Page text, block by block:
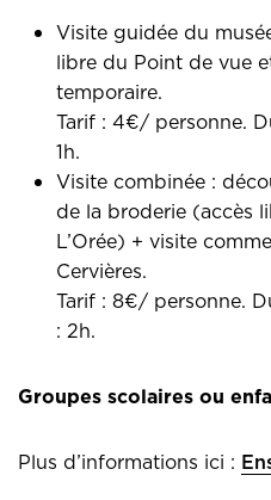
Visite guidée du
libre du Point de vue
temporaire.
Tarif : 4€/ personne.
1h.
Visite combinée :
de la broderie (accès
L’Orée) + visite
Cervières.
Tarif : 8€/ personne.
: 2h.
Groupes scolaires ou
Plus d’informations ici :